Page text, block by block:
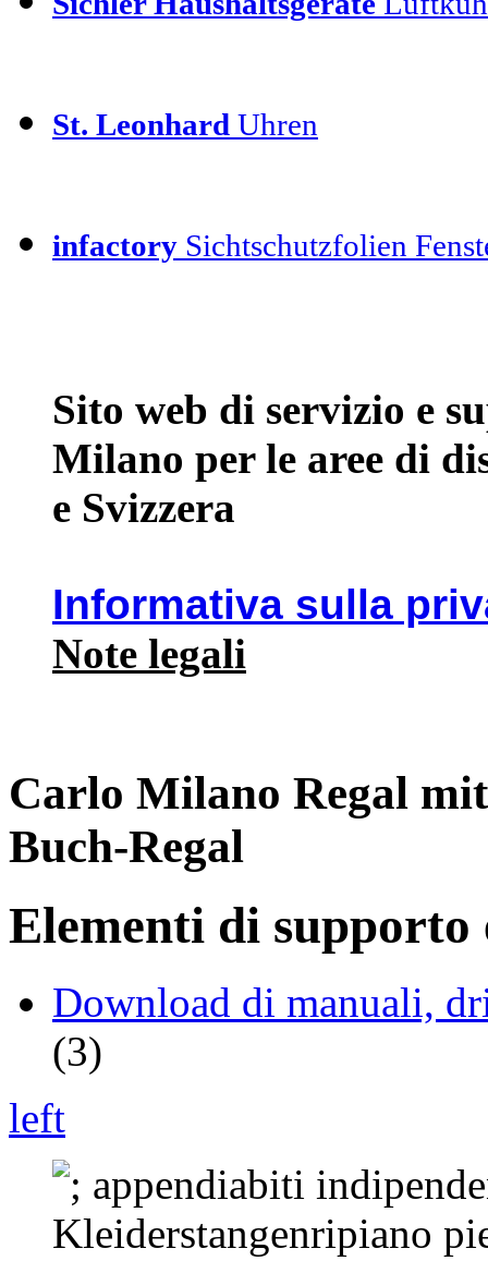
St. Leonhard Uhren
infactory Sichtschutzfolien
Sito web di servizio e
Milano per le aree di
e Svizzera
Informativa sulla
Note legali
Carlo Milano Regal
Buch-Regal
Elementi di supporto
Download di manuali,
(3)
left